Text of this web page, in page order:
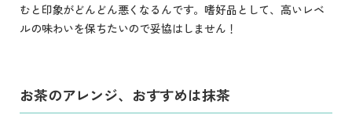
むと印象がどんどん悪くなるんです。嗜好品として、高いレベ
ルの味わいを保ちたいので妥協はしません！
お茶のアレンジ、おすすめは抹茶